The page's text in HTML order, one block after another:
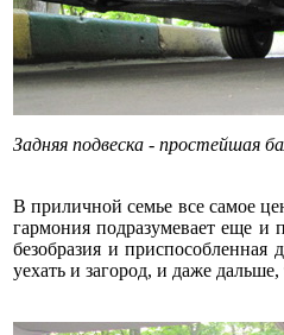
Задняя подвеска - простейшая
В приличной семье все самое
гармония подразумевает еще и
безобразия и
уехать и загород, и даже